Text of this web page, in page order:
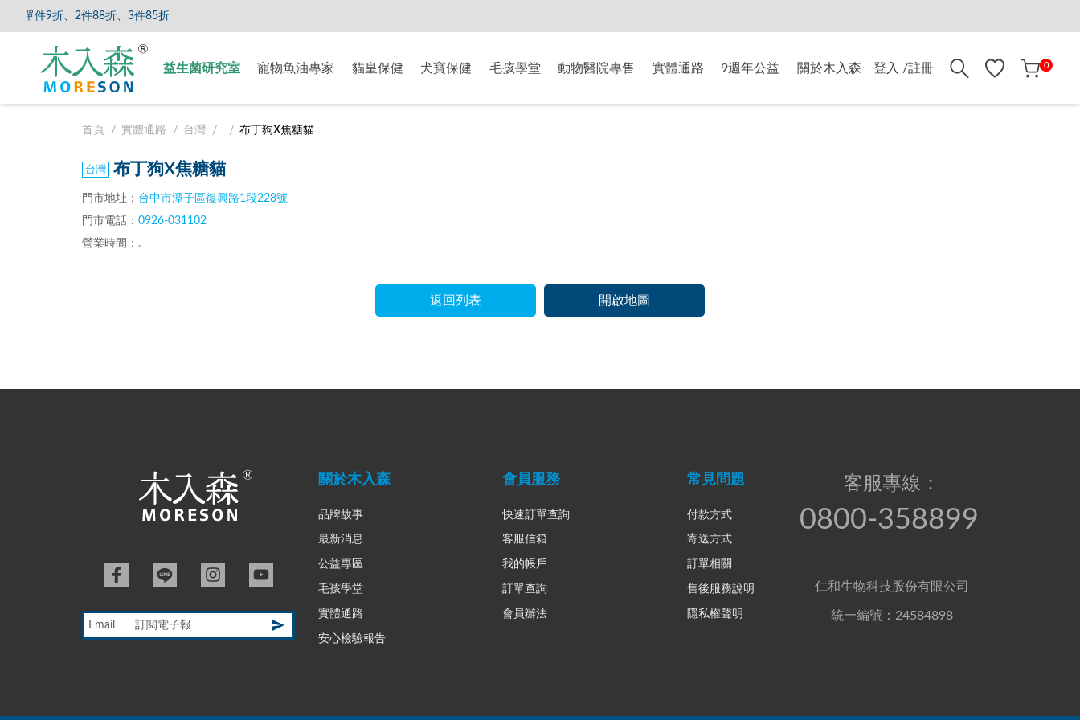
單件9折、2件88折、3件85折
益生菌研究室 寵物魚油專家 貓皇保健 犬寶保健 毛孩學堂 動物醫院專售 實體通路 9週年公益 關於木入森 登入 /註冊 0
首頁 實體通路 台灣 布丁狗X焦糖貓
布丁狗X焦糖貓
門市地址： 台中市潭子區復興路1段228號
門市電話： 0926-031102
營業時間： .
返回列表 開啟地圖
客服專線：
0800-358899
仁和生物科技股份有限公司
統一編號：24584898
關於木入森
品牌故事
最新消息
公益專區
毛孩學堂
實體通路
安心檢驗報告
會員服務
快速訂單查詢
客服信箱
我的帳戶
訂單查詢
會員辦法
常見問題
付款方式
寄送方式
訂單相關
售後服務說明
隱私權聲明
Email